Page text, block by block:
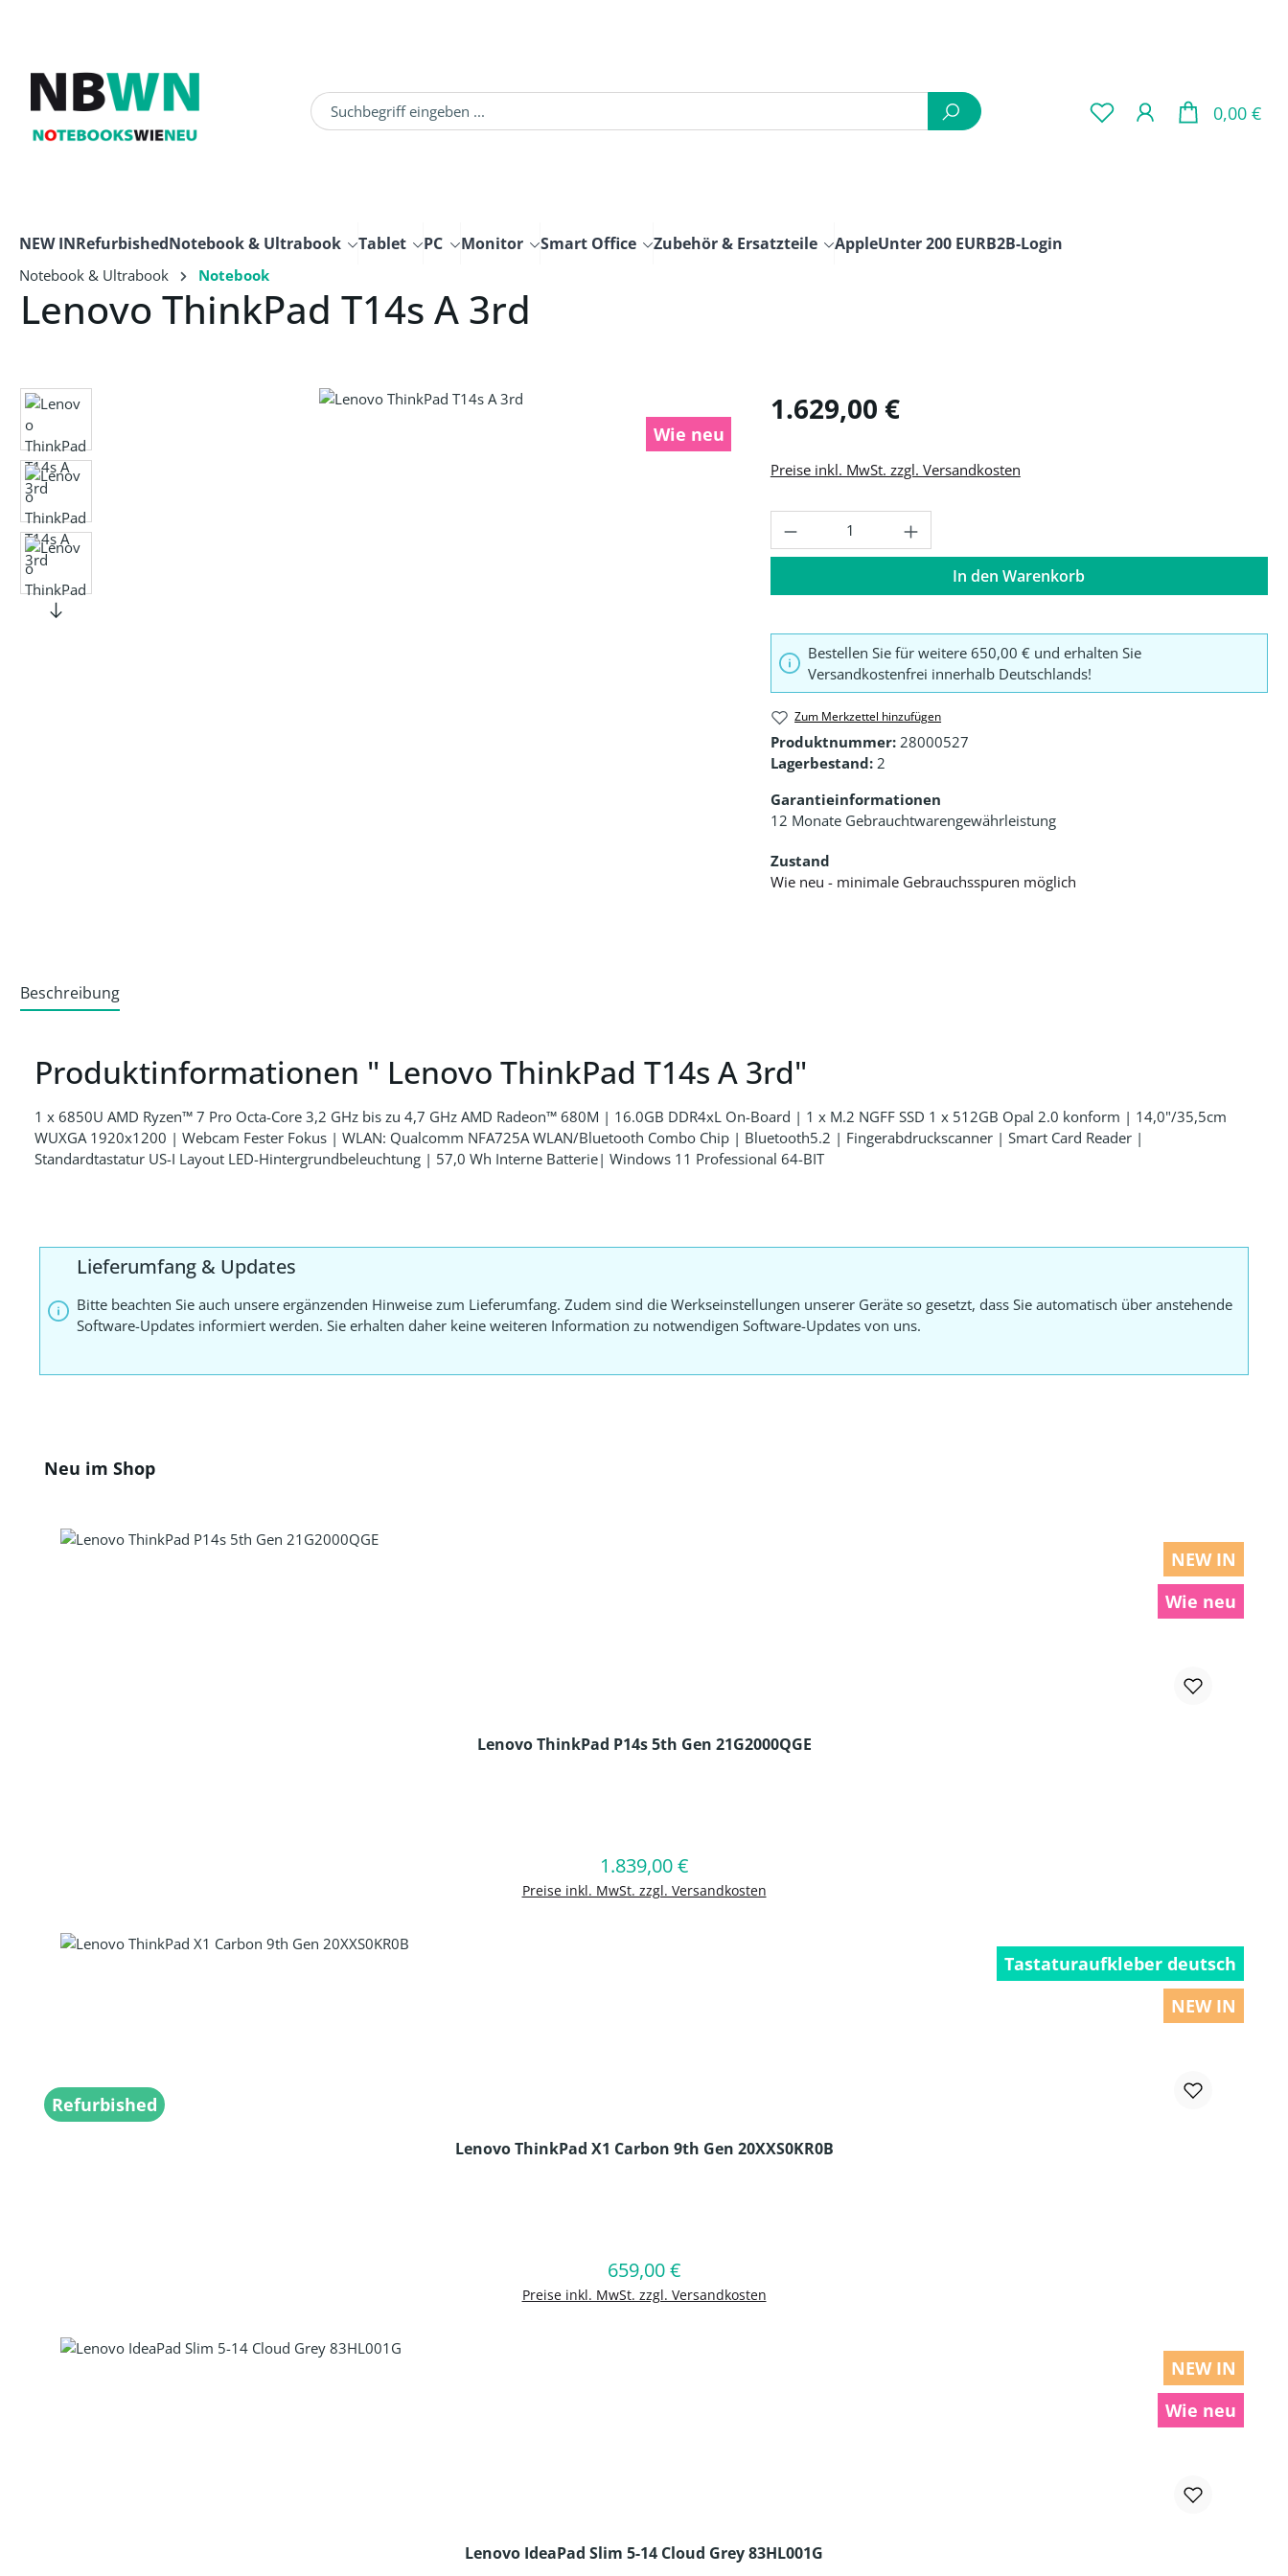
0,00 €
NEW INRefurbishedNotebook & Ultrabook Tablet PC Monitor Smart Office Zubehör & Ersatzteile AppleUnter 200 EURB2B-Login
Notebook & Ultrabook Notebook
Lenovo ThinkPad T14s A 3rd
Bildergalerie überspringen
Wie neu
Regulärer Preis:
1.629,00 €
Preise inkl. MwSt. zzgl. Versandkosten
Produkt Anzahl: Gib den gewünschten Wert
In den Warenkorb
Bestellen Sie für weitere 650,00 € und erhalten Sie
Versandkostenfrei innerhalb Deutschlands!
Zum Merkzettel hinzufügen
Produktnummer: 28000527
Lagerbestand: 2
Garantieinformationen
12 Monate Gebrauchtwarengewährleistung
Zustand
Wie neu - minimale Gebrauchsspuren möglich
Beschreibung
Produktinformationen " Lenovo ThinkPad T14s A 3rd"
1 x 6850U AMD Ryzen™ 7 Pro Octa-Core 3,2 GHz bis zu 4,7 GHz AMD Radeon™ 680M | 16.0GB DDR4xL On-Board | 1 x M.2 NGFF SSD 1 x 512GB Opal 2.0 konform | 14,0"/35,5cm
WUXGA 1920x1200 | Webcam Fester Fokus | WLAN: Qualcomm NFA725A WLAN/Bluetooth Combo Chip | Bluetooth5.2 | Fingerabdruckscanner | Smart Card Reader |
Standardtastatur US-I Layout LED-Hintergrundbeleuchtung | 57,0 Wh Interne Batterie| Windows 11 Professional 64-BIT
Lieferumfang & Updates
Bitte beachten Sie auch unsere ergänzenden Hinweise zum Lieferumfang. Zudem sind die Werkseinstellungen unserer Geräte so gesetzt, dass Sie automatisch über anstehende
Software-Updates informiert werden. Sie erhalten daher keine weiteren Information zu notwendigen Software-Updates von uns.
Produktgalerie überspringen
Neu im Shop
NEW IN
Wie neu
Lenovo ThinkPad P14s 5th Gen 21G2000QGE
Regulärer Preis:
1.839,00 €
Preise inkl. MwSt. zzgl. Versandkosten
In den Warenkorb
Tastaturaufkleber deutsch
NEW IN
Refurbished
Lenovo ThinkPad X1 Carbon 9th Gen 20XXS0KR0B
Regulärer Preis:
659,00 €
Preise inkl. MwSt. zzgl. Versandkosten
In den Warenkorb
NEW IN
Wie neu
Lenovo IdeaPad Slim 5-14 Cloud Grey 83HL001G